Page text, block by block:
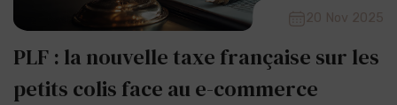
20 Nov 2025
PLF : la nouvelle taxe française sur les
petits colis face au e-commerce